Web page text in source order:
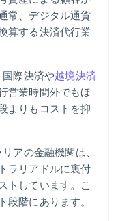
常、デジタル通貨
算する決済代行業
際決済や越境決済
営業時間外でもほ
よりもコストを抑
アの金融機関は、
ラリアドルに裏付
トしています。こ
階にあります。